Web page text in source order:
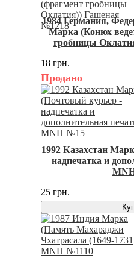
1984 Германия,
Марка (Конюх
гробницы
18 грн.
Продано
1992 Казахстан
надпечатка и
25 грн.